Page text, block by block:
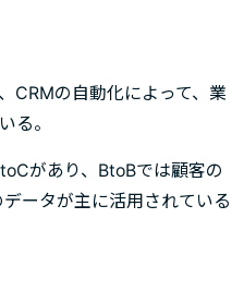
CRMの自動化によって、業
る。
があり、BtoBでは顧客の
ータが主に活用されている